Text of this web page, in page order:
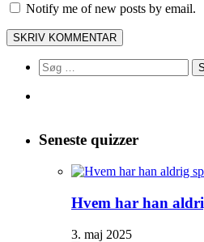
Notify me of new posts by email.
Søg
efter:
Seneste quizzer
Hvem har han
3. maj 2025